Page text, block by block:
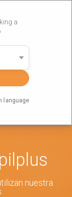
a
language
nuestra